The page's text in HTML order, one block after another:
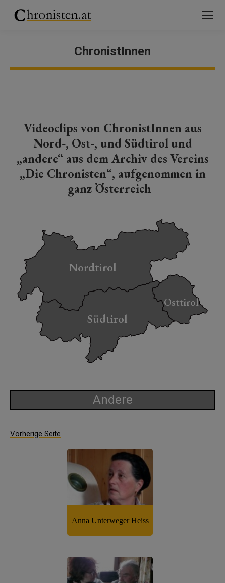
ChronistInnen
You are here:
Videoclips von ChronistInnen aus
Nord-, Ost-, und Südtirol und
„andere“ aus dem Archiv des Vereins
„Die Chronisten“, aufgenommen in
ganz Österreich
Nordtirol
Südtirol
Osttirol
Andere
Vorherige Seite